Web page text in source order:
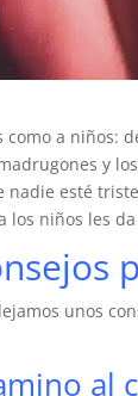
a niños:
y
nadie esté
los niños les
unos
al